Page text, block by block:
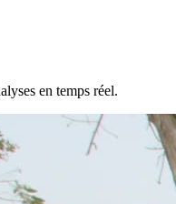
en temps réel.